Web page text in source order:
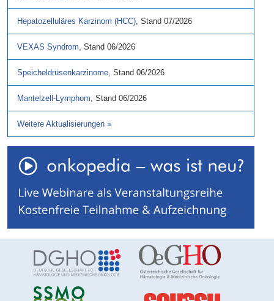
Hepatozelluläres Karzinom (HCC), Stand 07/2026
VEXAS Syndrom, Stand 06/2026
Speicheldrüsenkarzinome, Stand 06/2026
Mantelzell-Lymphom, Stand 06/2026
Weitere Aktualisierungen »